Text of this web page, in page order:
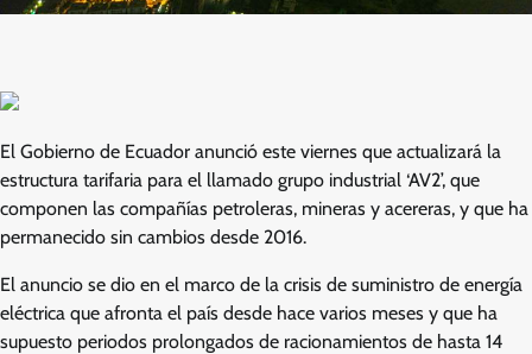
El Gobierno de Ecuador anunció este viernes que actualizará la
estructura tarifaria para el llamado grupo industrial ‘AV2’, que
componen las compañías petroleras, mineras y acereras, y que ha
permanecido sin cambios desde 2016.
El anuncio se dio en el marco de la crisis de suministro de energía
eléctrica que afronta el país desde hace varios meses y que ha
supuesto periodos prolongados de racionamientos de hasta 14